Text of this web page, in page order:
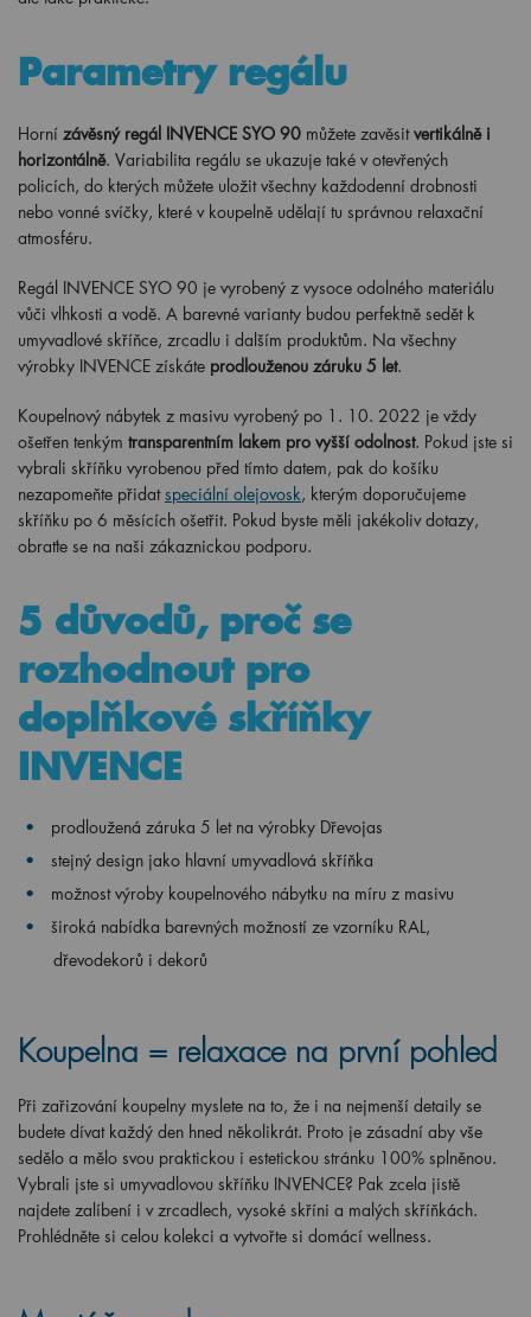
Parametry regálu
Horní závěsný regál INVENCE SYO 90 můžete zavěsitvertikálně i
horizontálně. Variabilita regálu se ukazuje také v otevřených
policích, do kterých můžete uložit všechny každodenní drobnosti
nebo vonné svíčky, které v koupelně udělají tu správnou relaxační
atmosféru.
Regál INVENCE SYO 90 je vyrobený z vysoce odolného materiálu
vůči vlhkosti a vodě. A barevné varianty budou perfektně sedět k
umyvadlové skříňce, zrcadlu i dalším produktům. Na všechny
výrobky INVENCE získáte prodlouženou záruku 5 let.
Koupelnový nábytek z masivu vyrobený po 1. 10. 2022 je vždy
ošetřen tenkým transparentním lakem pro vyšší odolnost. Pokud jste si
vybrali skříňku vyrobenou před tímto datem, pak do košíku
nezapomeňte přidatspeciální olejovosk, kterým doporučujeme
skříňku po 6 měsících ošetřit. Pokud byste měli jakékoliv dotazy,
obraťte se na naši zákaznickou podporu.
5 důvodů, proč se
rozhodnout pro
doplňkové skříňky
INVENCE
prodloužená záruka 5 let na výrobky Dřevojas
stejný design jako hlavní umyvadlová skříňka
možnost výroby koupelnového nábytku na míru z masivu
široká nabídka barevných možností ze vzorníku RAL,
dřevodekorů i dekorů
Koupelna = relaxace na první pohled
Při zařizování koupelny myslete na to, že i na nejmenší detaily se
budete dívat každý den hned několikrát. Proto je zásadní aby vše
sedělo a mělo svou praktickou i estetickou stránku 100% splněnou.
Vybrali jste si umyvadlovou skříňku INVENCE? Pak zcela jistě
najdete zalíbení i v zrcadlech, vysoké skříni a malých skříňkách.
Prohlédněte si celou kolekci a vytvořte si domácí wellness.